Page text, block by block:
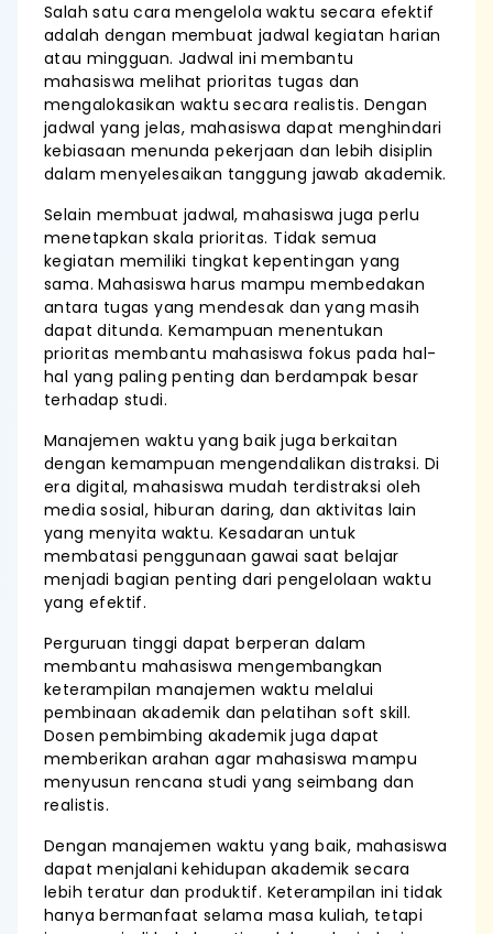
Salah satu cara mengelola waktu secara efektif
adalah dengan membuat jadwal kegiatan harian
atau mingguan. Jadwal ini membantu
mahasiswa melihat prioritas tugas dan
mengalokasikan waktu secara realistis. Dengan
jadwal yang jelas, mahasiswa dapat menghindari
kebiasaan menunda pekerjaan dan lebih disiplin
dalam menyelesaikan tanggung jawab akademik.
Selain membuat jadwal, mahasiswa juga perlu
menetapkan skala prioritas. Tidak semua
kegiatan memiliki tingkat kepentingan yang
sama. Mahasiswa harus mampu membedakan
antara tugas yang mendesak dan yang masih
dapat ditunda. Kemampuan menentukan
prioritas membantu mahasiswa fokus pada hal-
hal yang paling penting dan berdampak besar
terhadap studi.
Manajemen waktu yang baik juga berkaitan
dengan kemampuan mengendalikan distraksi. Di
era digital, mahasiswa mudah terdistraksi oleh
media sosial, hiburan daring, dan aktivitas lain
yang menyita waktu. Kesadaran untuk
membatasi penggunaan gawai saat belajar
menjadi bagian penting dari pengelolaan waktu
yang efektif.
Perguruan tinggi dapat berperan dalam
membantu mahasiswa mengembangkan
keterampilan manajemen waktu melalui
pembinaan akademik dan pelatihan soft skill.
Dosen pembimbing akademik juga dapat
memberikan arahan agar mahasiswa mampu
menyusun rencana studi yang seimbang dan
realistis.
Dengan manajemen waktu yang baik, mahasiswa
dapat menjalani kehidupan akademik secara
lebih teratur dan produktif. Keterampilan ini tidak
hanya bermanfaat selama masa kuliah, tetapi